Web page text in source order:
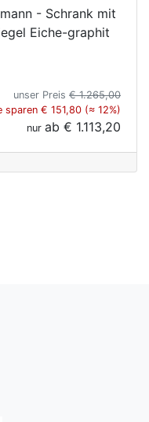
- Schrank mit
Eiche-graphit
unser Preis € 1.265,00
sparen € 151,80 (≈ 12%)
nur ab € 1.113,20